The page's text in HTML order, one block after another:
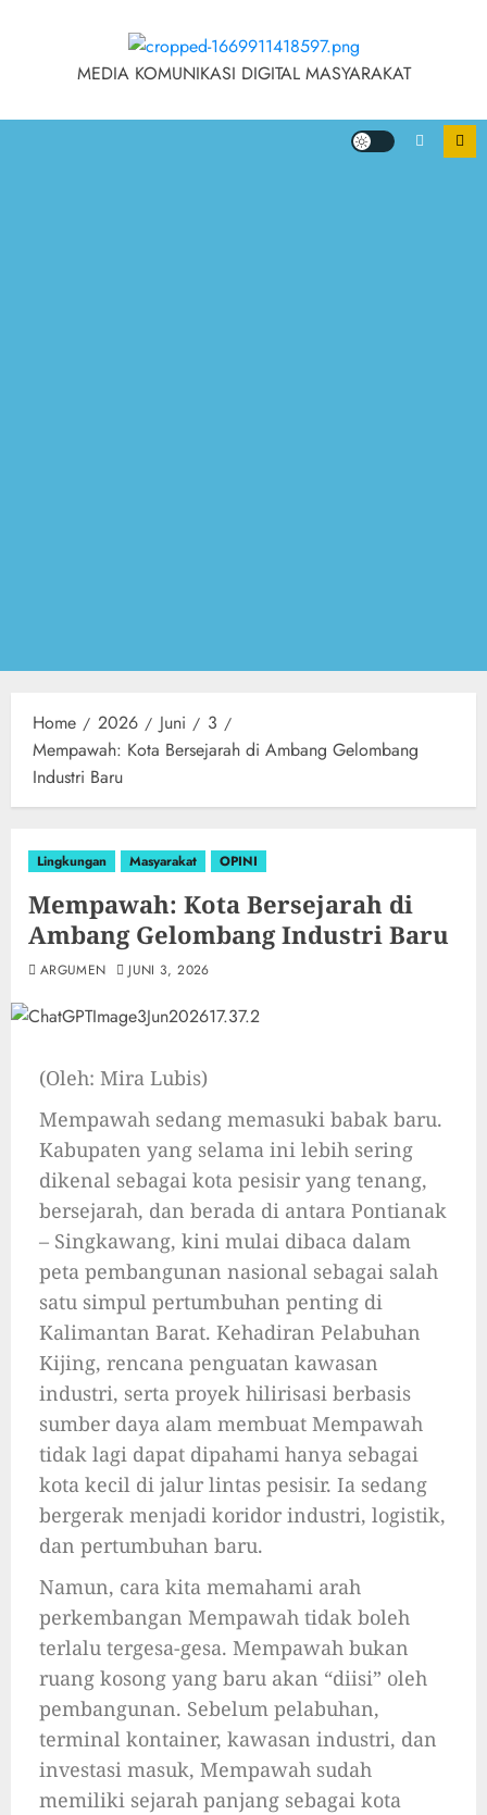
MEDIA KOMUNIKASI DIGITAL MASYARAKAT
Home 2026 Juni
3
Mempawah: Kota Bersejarah di Ambang Gelombang
Industri Baru
Lingkungan Masyarakat OPINI
Mempawah: Kota Bersejarah di
Ambang Gelombang Industri Baru
ARGUMEN JUNI 3, 2026
(Oleh: Mira Lubis)
Mempawah sedang memasuki babak baru.
Kabupaten yang selama ini lebih sering
dikenal sebagai kota pesisir yang tenang,
bersejarah, dan berada di antara Pontianak
– Singkawang, kini mulai dibaca dalam
peta pembangunan nasional sebagai salah
satu simpul pertumbuhan penting di
Kalimantan Barat. Kehadiran Pelabuhan
Kijing, rencana penguatan kawasan
industri, serta proyek hilirisasi berbasis
sumber daya alam membuat Mempawah
tidak lagi dapat dipahami hanya sebagai
kota kecil di jalur lintas pesisir. Ia sedang
bergerak menjadi koridor industri, logistik,
dan pertumbuhan baru.
Namun, cara kita memahami arah
perkembangan Mempawah tidak boleh
terlalu tergesa-gesa. Mempawah bukan
ruang kosong yang baru akan “diisi” oleh
pembangunan. Sebelum pelabuhan,
terminal kontainer, kawasan industri, dan
investasi masuk, Mempawah sudah
memiliki sejarah panjang sebagai kota